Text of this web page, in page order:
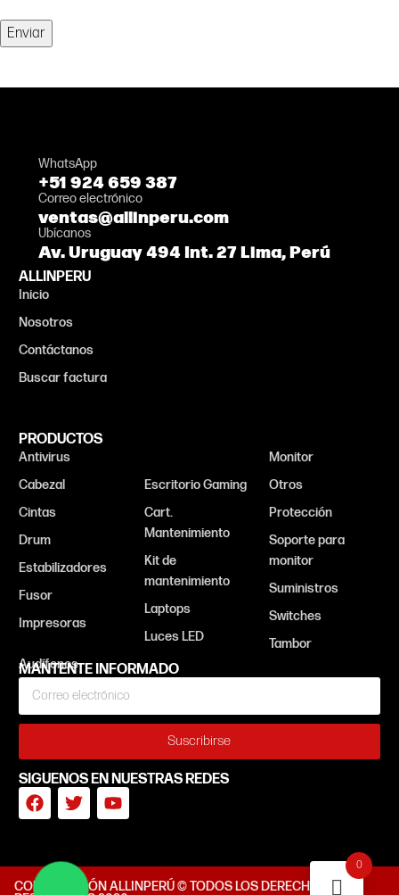
WhatsApp
+51 924 659 387
Correo electrónico
ventas@allinperu.com
Ubícanos
Av. Uruguay 494 Int. 27 Lima, Perú
ALLINPERU
Inicio
Nosotros
Contáctanos
Buscar factura
PRODUCTOS
Antivirus
Cabezal
Cintas
Drum
Estabilizadores
Fusor
Impresoras
Escritorio Gaming
Cart.
Mantenimiento
Kit de
mantenimiento
Laptops
Luces LED
Monitor
Otros
Protección
Soporte para
monitor
Suministros
Switches
Tambor
MANTENTE INFORMADO
Suscribirse
SIGUENOS EN NUESTRAS REDES
CORPORACIÓN ALLINPERÚ © TODOS LOS DERECHOS
0